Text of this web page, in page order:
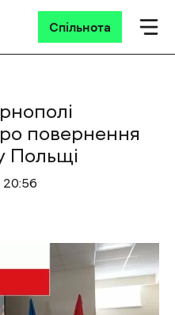
Спільнота
повернення
Польщі
20:56